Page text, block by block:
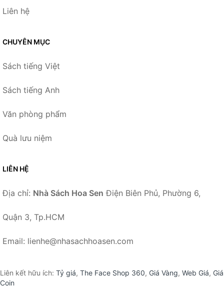
Liên hệ
CHUYÊN MỤC
Sách tiếng Việt
Sách tiếng Anh
Văn phòng phẩm
Quà lưu niệm
LIÊN HỆ
Địa chỉ: Nhà Sách Hoa Sen Điện Biên Phủ, Phường 6,
Quận 3, Tp.HCM
Email: lienhe@nhasachhoasen.com
Liên kết hữu ích: Tỷ giá, The Face Shop 360, Giá Vàng, Web Giá, Giá
Coin